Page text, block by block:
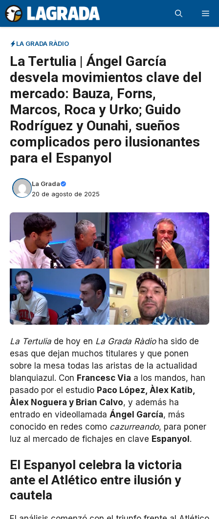
Saltar
al
contenido
LA GRADA RÀDIO
La Tertulia | Ángel García
desvela movimientos clave del
mercado: Bauza, Forns,
Marcos, Roca y Urko; Guido
Rodríguez y Ounahi, sueños
complicados pero ilusionantes
para el Espanyol
La Grada
20 de agosto de 2025
La Tertulia de hoy en La Grada Ràdioha sido de
esas que dejan muchos titulares y que ponen
sobre la mesa todas las aristas de la actualidad
blanquiazul. Con Francesc Via a los mandos, han
pasado por el estudio Paco López, Àlex Katib,
Àlex Noguera y Brian Calvo, y además ha
entrado en videollamada Ángel García, más
conocido en redes como cazurreando, para poner
luz al mercado de fichajes en clave Espanyol.
El Espanyol celebra la victoria
ante el Atlético entre ilusión y
cautela